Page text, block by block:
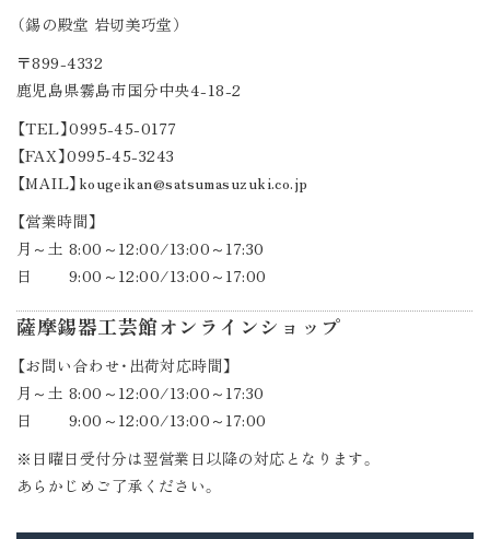
（錫の殿堂 岩切美巧堂）
〒899-4332
鹿児島県霧島市国分中央4-18-2
【TEL】0995-45-0177
【FAX】0995-45-3243
【MAIL】kougeikan@satsumasuzuki.co.jp
【営業時間】
月～土 8:00～12:00/13:00～17:30
日 9:00～12:00/13:00～17:00
薩摩錫器工芸館オンラインショップ
【お問い合わせ・出荷対応時間】
月～土 8:00～12:00/13:00～17:30
日 9:00～12:00/13:00～17:00
※日曜日受付分は翌営業日以降の対応となります。
あらかじめご了承ください。